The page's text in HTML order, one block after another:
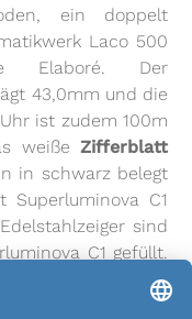
ein doppelt
Laco 500
Elaboré. Der
43,0mm und die
ist zudem 100m
weißeZifferblatt
in schwarz belegt
C1
sind
C1 gefüllt.
ist mit einer
länge beträgt